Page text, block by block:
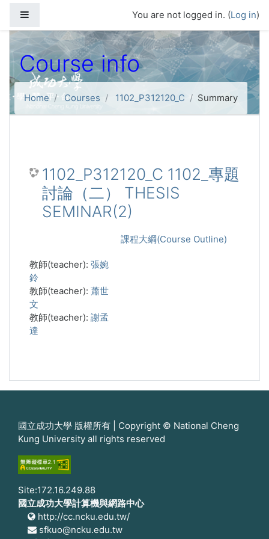
You are not logged in. (Log in)
Course info
Home Courses 1102_P312120_C Summary
1102_P312120_C 1102_專題
討論（二） THESIS
SEMINAR(2)
課程大綱(Course Outline)
教師(teacher): 張婉
鈴
教師(teacher): 蕭世
文
教師(teacher): 謝孟
達
國立成功大學 版權所有 | Copyright © National Cheng
Kung University all rights reserved
Site:172.16.249.88
國立成功大學計算機與網路中心
http://cc.ncku.edu.tw/
sfkuo@ncku.edu.tw